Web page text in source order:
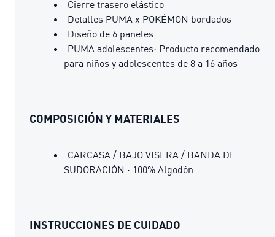
Cierre trasero elástico
Detalles PUMA x POKÉMON bordados
Diseño de 6 paneles
PUMA adolescentes: Producto recomendado
para niños y adolescentes de 8 a 16 años
COMPOSICIÓN Y MATERIALES
CARCASA / BAJO VISERA / BANDA DE
SUDORACIÓN : 100% Algodón
INSTRUCCIONES DE CUIDADO